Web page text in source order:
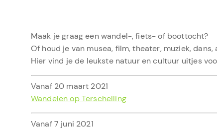
Maak je graag een wandel-, fiets- of boottocht?
Of houd je van musea, film, theater, muziek,
Hier vind je de leukste natuur en cultuur uitjes
Vanaf 20 maart 2021
Wandelen op Terschelling
Vanaf 7 juni 2021